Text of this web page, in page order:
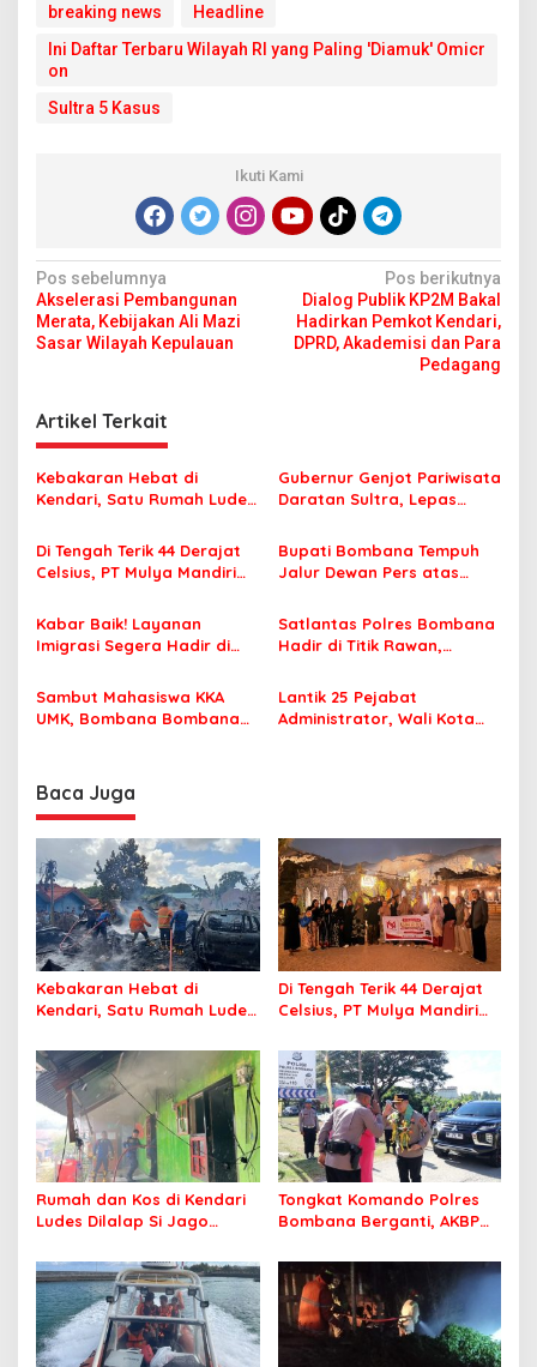
breaking news
Headline
Ini Daftar Terbaru Wilayah RI yang Paling 'Diamuk' Omicr
on
Sultra 5 Kasus
Ikuti Kami
N
a
v
g
a
s
i
p
o
s
Pos sebelumnya
Akselerasi Pembangunan
Merata, Kebijakan Ali Mazi
Sasar Wilayah Kepulauan
Pos berikutnya
Dialog Publik KP2M Bakal
Hadirkan Pemkot Kendari,
DPRD, Akademisi dan Para
Pedagang
Artikel Terkait
Kebakaran Hebat di
Kendari, Satu Rumah Ludes
Gubernur Genjot Pariwisata
Daratan Sultra, Lepas
Tiga Kabupaten Unggulan
Di Tengah Terik 44 Derajat
Celsius, PT Mulya Mandiri
Jamaah Tetap Sehat dan
Nyaman Beribadah
Bupati Bombana Tempuh
Jalur Dewan Pers atas
Korupsi Jembatan Cirauci II
Kabar Baik! Layanan
Imigrasi Segera Hadir di
Perlu Lagi ke Kendari
Satlantas Polres Bombana
Hadir di Titik Rawan,
Sekolah dengan Aman
Sambut Mahasiswa KKA
UMK, Bombana Bombana
Lantik 25 Pejabat
Administrator, Wali Kota
Baca Juga
Kebakaran Hebat di
Kendari, Satu Rumah Ludes
Di Tengah Terik 44 Derajat
Celsius, PT Mulya Mandiri
Jamaah Tetap Sehat dan
Nyaman Beribadah
Rumah dan Kos di Kendari
Ludes Dilalap Si Jago
Tongkat Komando Polres
Bombana Berganti, AKBP
Kepolisian Bombana